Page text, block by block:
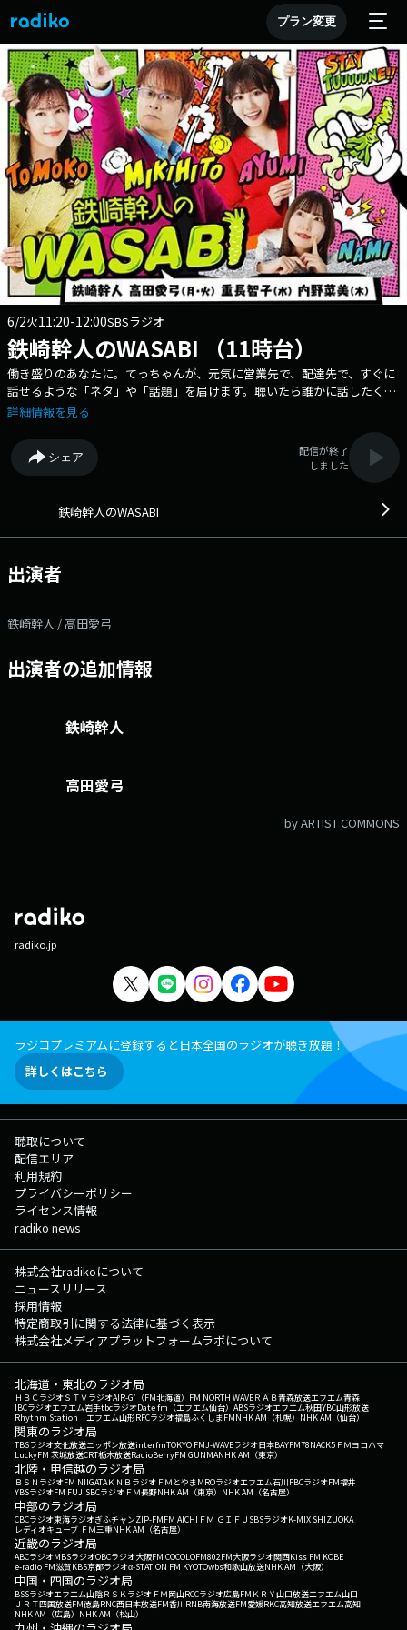
プラン変更
6/2火11:20-12:00SBSラジオ
鉄崎幹人のWASABI （11時台）
働き盛りのあなたに。てっちゃんが、元気に営業先で、配達先で、すぐに
話せるような「ネタ」や「話題」を届けます。聴いたら誰かに話したくな
る、話さずにはいられない！お昼は少しゆったりと、音楽＆トークを楽し
詳細情報を見る
シェア
配信が終了
しました
鉄崎幹人のWASABI
出演者
鉄崎幹人 / 高田愛弓
出演者の追加情報
鉄崎幹人
高田愛弓
by ARTIST COMMONS
radiko.jp
ラジコプレミアムに登録すると日本全国のラジオが聴き放題！
詳しくはこちら
聴取について
配信エリア
利用規約
プライバシーポリシー
ライセンス情報
radiko news
株式会社radikoについて
ニュースリリース
採用情報
特定商取引に関する法律に基づく表示
株式会社メディアプラットフォームラボについて
北海道・東北のラジオ局
ＨＢＣラジオＳＴＶラジオAIR-G'（FM北海道） FM NORTH WAVEＲＡＢ青森放送エフエム青森
IBCラジオエフエム岩手tbcラジオDate fm（エフエム仙台） ABSラジオエフエム秋田YBC山形放送
Rhythm Station エフエム山形RFCラジオ福島ふくしまFMNHK AM（札幌） NHK AM（仙台）
関東のラジオ局
TBSラジオ文化放送ニッポン放送interfmTOKYO FMJ-WAVEラジオ日本BAYFM78NACK5 ＦＭヨコハマ
LuckyFM 茨城放送CRT栃木放送RadioBerryFM GUNMANHK AM（東京）
北陸・甲信越のラジオ局
ＢＳＮラジオFM NIIGATAＫＮＢラジオ ＦＭとやまMROラジオエフエム石川FBCラジオFM福井
YBSラジオFM FUJISBCラジオ ＦＭ長野NHK AM（東京） NHK AM（名古屋）
中部のラジオ局
CBCラジオ東海ラジオぎふチャンZIP-FMFM AICHI ＦＭ ＧＩＦＵ SBSラジオK-MIX SHIZUOKA
レディオキューブ ＦＭ三重NHK AM（名古屋）
近畿のラジオ局
ABCラジオMBSラジオOBCラジオ大阪FM COCOLOFM802FM大阪ラジオ関西Kiss FM KOBE
e-radio FM滋賀KBS京都ラジオα-STATION FM KYOTOwbs和歌山放送NHK AM（大阪）
中国・四国のラジオ局
BSSラジオエフエム山陰ＲＳＫラジオ ＦＭ岡山RCCラジオ広島FM ＫＲＹ山口放送エフエム山口
ＪＲＴ四国放送FM徳島RNC西日本放送FM香川RNB南海放送FM愛媛RKC高知放送エフエム高知
NHK AM（広島） NHK AM（松山）